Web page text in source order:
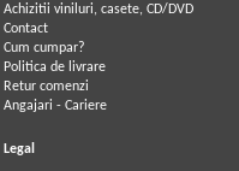
Achizitii viniluri, casete, CD/DVD
Contact
Cum cumpar?
Politica de livrare
Retur comenzi
Angajari - Cariere
Legal